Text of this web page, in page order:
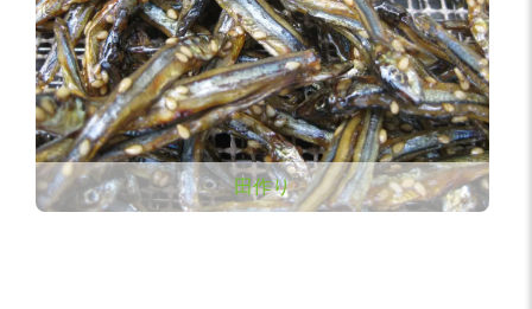
田作り